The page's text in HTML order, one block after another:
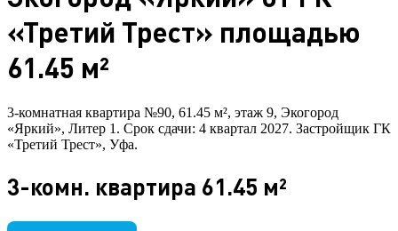
«Третий Трест» площадью
61.45 м²
3-комнатная квартира №90, 61.45 м², этаж 9, Экогород
«Яркий», Литер 1. Срок сдачи: 4 квартал 2027. Застройщик ГК
«Третий Трест», Уфа.
3-комн. квартира 61.45 м²